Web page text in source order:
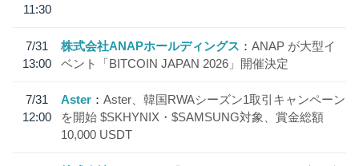
11:30
7/31
13:00
株式会社ANAPホールディングス
ANAP が大型イ
ベント「BITCOIN JAPAN 2026」開催決定
7/31
12:00
Aster
Aster、韓国RWAシーズン1取引キャンペーン
を開始 $SKHYNIX・$SAMSUNG対象、賞金総額
10,000 USDT